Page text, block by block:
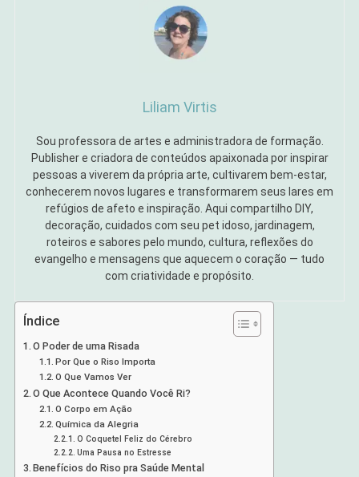
Liliam Virtis
Sou professora de artes e administradora de formação.
Publisher e criadora de conteúdos apaixonada por inspirar
pessoas a viverem da própria arte, cultivarem bem-estar,
conhecerem novos lugares e transformarem seus lares em
refúgios de afeto e inspiração. Aqui compartilho DIY,
decoração, cuidados com seu pet idoso, jardinagem,
roteiros e sabores pelo mundo, cultura, reflexões do
evangelho e mensagens que aquecem o coração — tudo
com criatividade e propósito.
Índice
O Poder de uma Risada
Por Que o Riso Importa
O Que Vamos Ver
O Que Acontece Quando Você Ri?
O Corpo em Ação
Química da Alegria
O Coquetel Feliz do Cérebro
Uma Pausa no Estresse
Benefícios do Riso pra Saúde Mental